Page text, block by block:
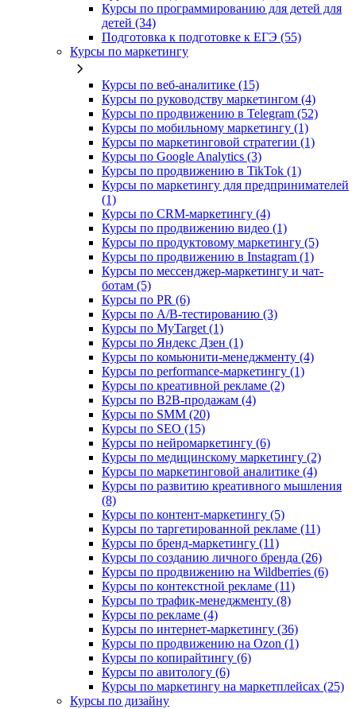
Курсы по программированию для детей для
детей (34)
Подготовка к подготовке к ЕГЭ (55)
Курсы по маркетингу
Курсы по веб-аналитике (15)
Курсы по руководству маркетингом (4)
Курсы по продвижению в Telegram (52)
Курсы по мобильному маркетингу (1)
Курсы по маркетинговой стратегии (1)
Курсы по Google Analytics (3)
Курсы по продвижению в TikTok (1)
Курсы по маркетингу для предпринимателей
(1)
Курсы по CRM-маркетингу (4)
Курсы по продвижению видео (1)
Курсы по продуктовому маркетингу (5)
Курсы по продвижению в Instagram (1)
Курсы по мессенджер-маркетингу и чат-
ботам (5)
Курсы по PR (6)
Курсы по A/B-тестированию (3)
Курсы по MyTarget (1)
Курсы по Яндекс Дзен (1)
Курсы по комьюнити-менеджменту (4)
Курсы по performance-маркетингу (1)
Курсы по креативной рекламе (2)
Курсы по B2B-продажам (4)
Курсы по SMM (20)
Курсы по SEO (15)
Курсы по нейромаркетингу (6)
Курсы по медицинскому маркетингу (2)
Курсы по маркетинговой аналитике (4)
Курсы по развитию креативного мышления
(8)
Курсы по контент-маркетингу (5)
Курсы по таргетированной рекламе (11)
Курсы по бренд-маркетингу (11)
Курсы по созданию личного бренда (26)
Курсы по продвижению на Wildberries (6)
Курсы по контекстной рекламе (11)
Курсы по трафик-менеджменту (8)
Курсы по рекламе (4)
Курсы по интернет-маркетингу (36)
Курсы по продвижению на Ozon (1)
Курсы по копирайтингу (6)
Курсы по авитологу (6)
Курсы по маркетингу на маркетплейсах (25)
Курсы по дизайну